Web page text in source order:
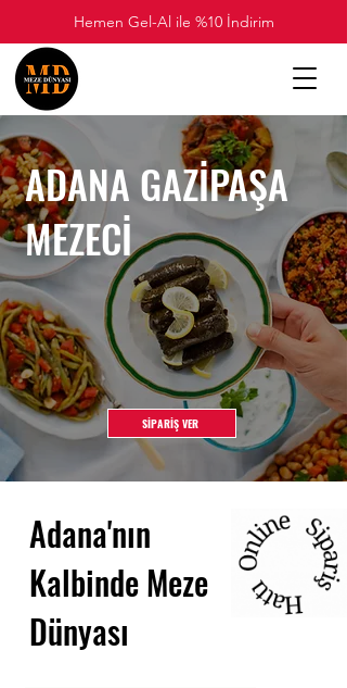
Hemen Gel-Al ile %10 İndirim
ADANA GAZİPAŞA
MEZECİ
SİPARİŞ VER
Adana'nın
Kalbinde Meze
Dünyası